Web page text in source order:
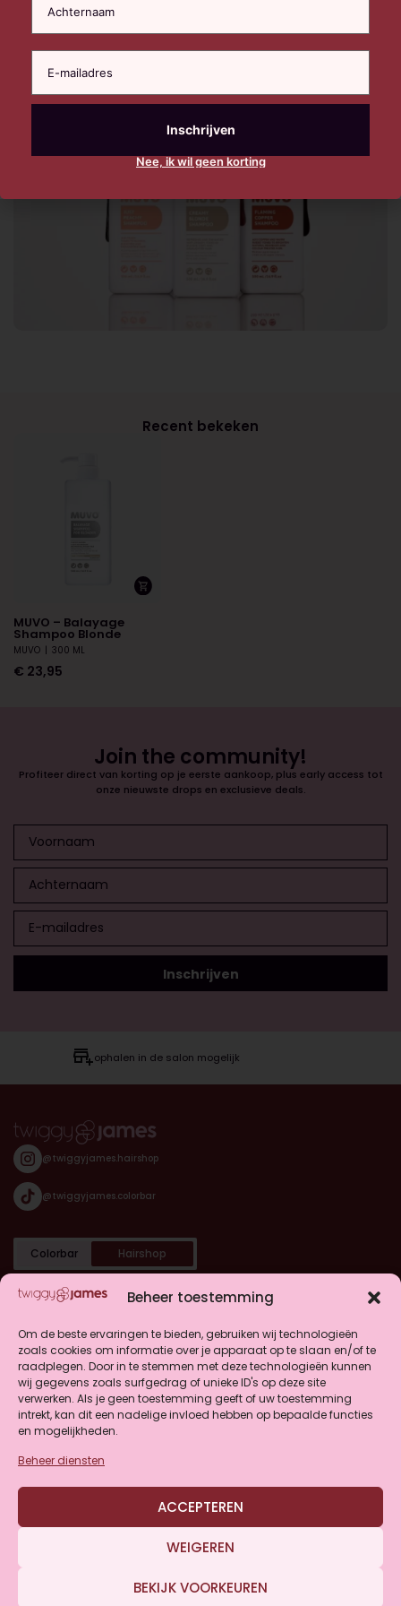
Beheer toestemming
Om de beste ervaringen te bieden, gebruiken wij technologieën
zoals cookies om informatie over je apparaat op te slaan en/of te
raadplegen. Door in te stemmen met deze technologieën kunnen
wij gegevens zoals surfgedrag of unieke ID's op deze site
verwerken. Als je geen toestemming geeft of uw toestemming
intrekt, kan dit een nadelige invloed hebben op bepaalde functies
en mogelijkheden.
Beheer diensten
ACCEPTEREN
WEIGEREN
BEKIJK VOORKEUREN
Recent bekeken
MUVO – Balayage
Shampoo Blonde
MUVO 300 ML
€ 23,95
Join the community!
Profiteer direct van korting op je eerste aankoop, plus early access tot
onze nieuwste drops en exclusieve deals.
ophalen in de salon mogelijk
Colorbar Hairshop
@twiggyjames.hairshop
@twiggyjames.colorbar
Categorieën
Shop
Klantenservice
4.9
Gebaseerd op 146 beoordelingen
© Twiggy&James 2026
Nee, ik wil geen korting